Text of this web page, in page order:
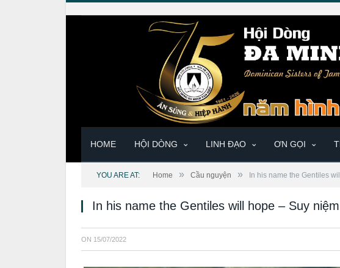
YOU ARE AT: Home » Cầu nguyện » In his name the Gentiles
In his name the Gentiles will hope – Suy